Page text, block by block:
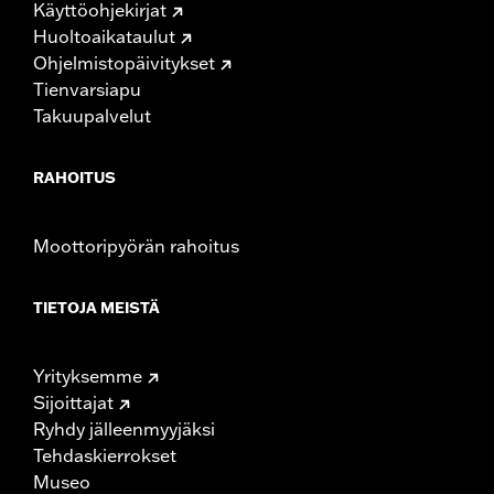
Käyttöohjekirjat
Huoltoaikataulut
Ohjelmistopäivitykset
Tienvarsiapu
Takuupalvelut
RAHOITUS
Moottoripyörän rahoitus
TIETOJA MEISTÄ
Yrityksemme
Sijoittajat
Ryhdy jälleenmyyjäksi
Tehdaskierrokset
Museo